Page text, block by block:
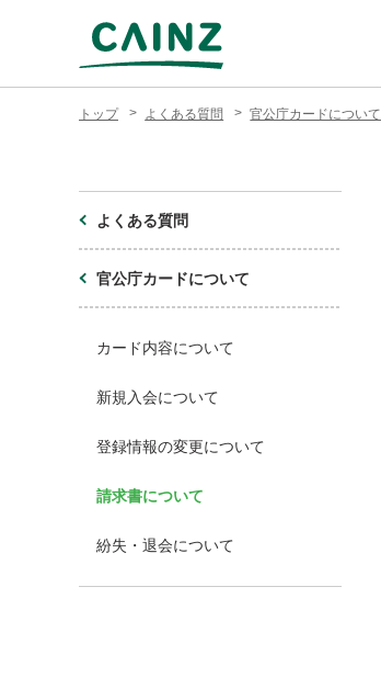
トップ よくある質問 官公庁カードについて
よくある質問
官公庁カードについて
カード内容について
新規入会について
登録情報の変更について
請求書について
紛失・退会について